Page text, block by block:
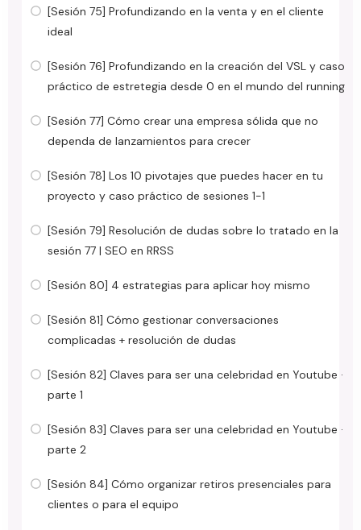
[Sesión 75] Profundizando en la venta y en el cliente
ideal
[Sesión 76] Profundizando en la creación del VSL y caso
práctico de estretegia desde 0 en el mundo del running
[Sesión 77] Cómo crear una empresa sólida que no
dependa de lanzamientos para crecer
[Sesión 78] Los 10 pivotajes que puedes hacer en tu
proyecto y caso práctico de sesiones 1-1
[Sesión 79] Resolución de dudas sobre lo tratado en la
sesión 77 | SEO en RRSS
[Sesión 80] 4 estrategias para aplicar hoy mismo
[Sesión 81] Cómo gestionar conversaciones
complicadas + resolución de dudas
[Sesión 82] Claves para ser una celebridad en Youtube ·
parte 1
[Sesión 83] Claves para ser una celebridad en Youtube ·
parte 2
[Sesión 84] Cómo organizar retiros presenciales para
clientes o para el equipo